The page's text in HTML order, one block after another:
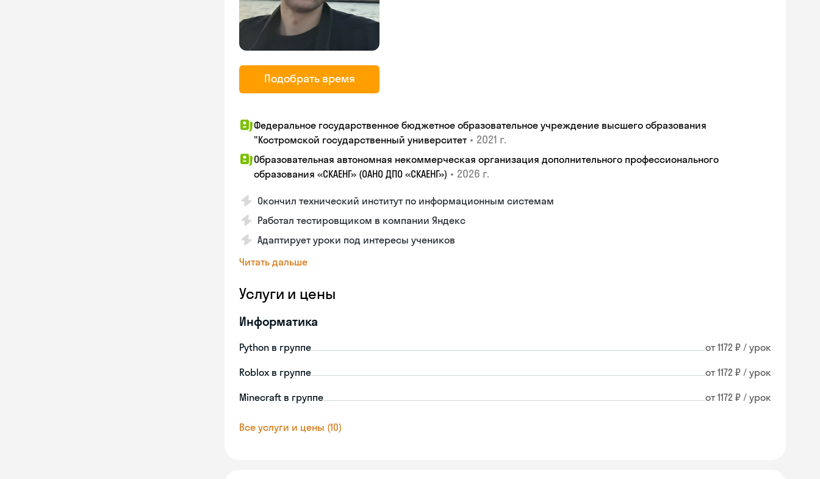
Подобрать время
Федеральное государственное бюджетное образовательное учреждение высшего образования
"Костромской государственный университет • 2021 г.
Образовательная автономная некоммерческая организация дополнительного профессионального
образования «СКАЕНГ» (ОАНО ДПО «СКАЕНГ») • 2026 г.
Окончил технический институт по информационным системам
Работал тестировщиком в компании Яндекс
Адаптирует уроки под интересы учеников
Читать дальше
Услуги и цены
Информатика
Python в группе от 1172 ₽ / урок
Roblox в группе от 1172 ₽ / урок
Minecraft в группе от 1172 ₽ / урок
Все услуги и цены (10)